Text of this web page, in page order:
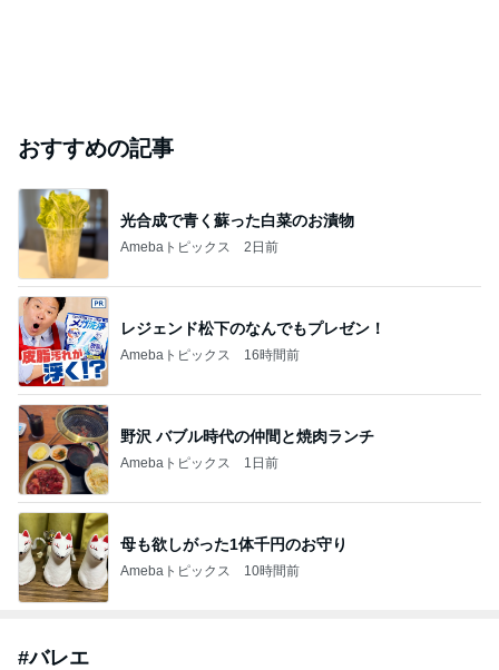
おすすめの記事
光合成で青く蘇った白菜のお漬物
Amebaトピックス 2日前
レジェンド松下のなんでもプレゼン！
Amebaトピックス 16時間前
野沢 バブル時代の仲間と焼肉ランチ
Amebaトピックス 1日前
母も欲しがった1体千円のお守り
Amebaトピックス 10時間前
#バレエ